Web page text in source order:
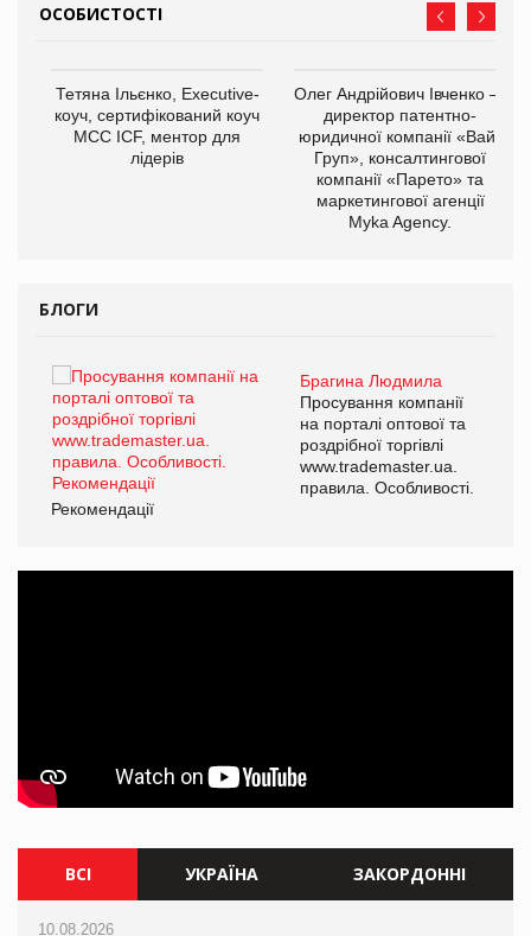
ОСОБИСТОСТІ
Тетяна Ільєнко, Executive-
коуч, сертифікований коуч
МСС ICF, ментор для
лідерів
Олег Андрійович Івченко —
директор патентно-
юридичної компанії «Вайз
Груп», консалтингової
компанії «Парето» та
маркетингової агенції
Myka Agency.
БЛОГИ
Брагина Людмила
Просування компанії
на порталі оптової та
роздрібної торгівлі
www.trademaster.ua.
правила. Особливості.
Рекомендації
ВСІ УКРАЇНА ЗАКОРДОННІ
10.08.2026
10.08.2026
10.08.2026